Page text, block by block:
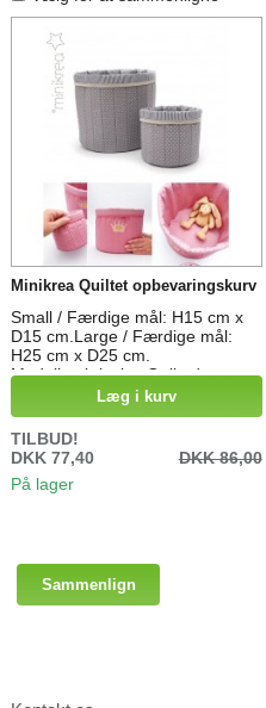
Minikrea Quiltet opbevaringskurv
Small / Færdige mål: H15 cm x
D15 cm.Large / Færdige mål:
H25 cm x D25 cm.
Modelbeskrivelse:Quiltede
opbevaringskurve. Enkle runde
stofkurve perfekte til
opbevaring.Dette skønne sæt
quiltede kurve passer ideelt til
børneværelset, badeværelset
eller ethvert andet rum i dit hjem.
Læg i kurv
TILBUD!
DKK 77,40
DKK 86,00
På lager